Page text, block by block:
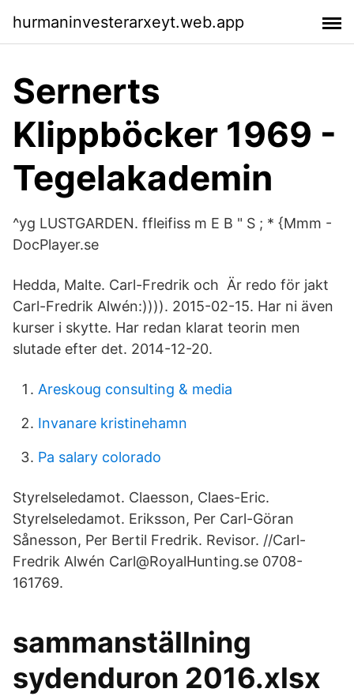
hurmaninvesterarxeyt.web.app
Sernerts
Klippböcker 1969 -
Tegelakademin
^yg LUSTGARDEN. ffleifiss m E B " S ; * {Mmm -
DocPlayer.se
Hedda, Malte. Carl-Fredrik och Är redo för jakt
Carl-Fredrik Alwén:)))). 2015-02-15. Har ni även
kurser i skytte. Har redan klarat teorin men
slutade efter det. 2014-12-20.
Areskoug consulting & media
Invanare kristinehamn
Pa salary colorado
Styrelseledamot. Claesson, Claes-Eric.
Styrelseledamot. Eriksson, Per Carl-Göran
Sånesson, Per Bertil Fredrik. Revisor. //Carl-
Fredrik Alwén Carl@RoyalHunting.se 0708-
161769.
sammanställning
sydenduron 2016.xlsx